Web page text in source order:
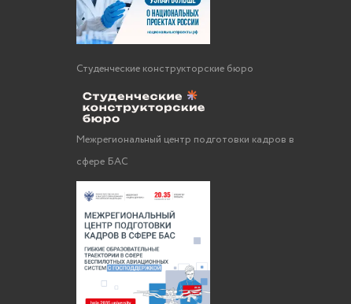
Студенческие конструкторские бюро
Межрегиональный центр подготовки кадров в
сфере БАС